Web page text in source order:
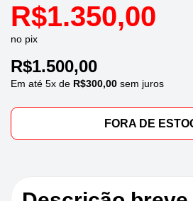
R$1.350,00
no pix
R$1.500,00
Em até 5x de R$300,00 sem juros
FORA DE